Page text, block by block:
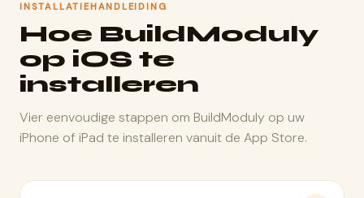
INSTALLATIEHANDLEIDING
Hoe BuildModuly
op iOS te
installeren
Vier eenvoudige stappen om BuildModuly op uw
iPhone of iPad te installeren vanuit de App Store.